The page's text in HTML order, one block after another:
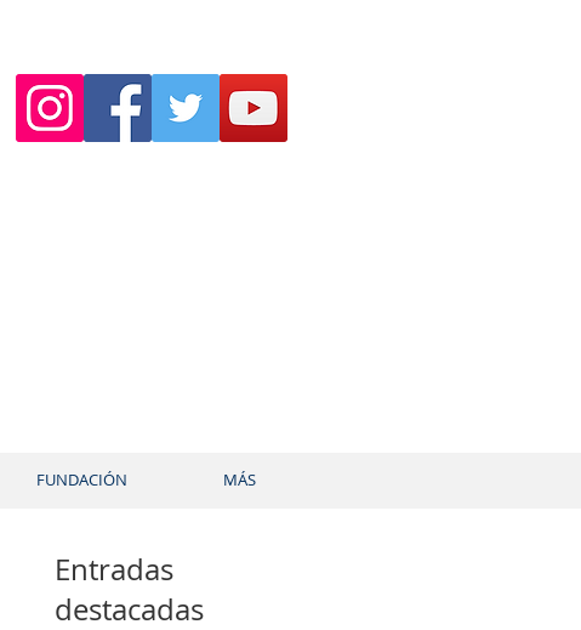
FUNDACIÓN MÁS
Entradas
destacadas